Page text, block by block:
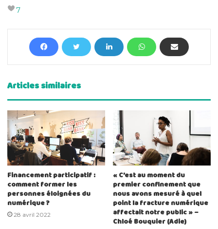
7
Articles similaires
Financement participatif :
comment former les
personnes éloignées du
numérique ?
28 avril 2022
« C’est au moment du
premier confinement que
nous avons mesuré à quel
point la fracture numérique
affectait notre public » –
Chloé Bouquier (Adie)